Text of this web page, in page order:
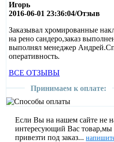
Игорь
2016-06-01 23:36:04/Отзыв
Заказывал хромированные
на рено сандеро,заказ
выполнял менеджер
оперативность.
ВСЕ ОТЗЫВЫ
Принимаем к оплате:
Если Вы на нашем сайте не
интересующий Вас товар,мы
привезти под заказ...